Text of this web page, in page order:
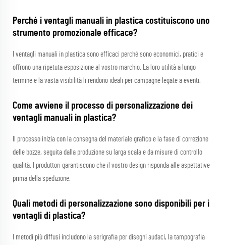
Perché i ventagli manuali in plastica costituiscono uno
strumento promozionale efficace?
I ventagli manuali in plastica sono efficaci perché sono economici, pratici e
offrono una ripetuta esposizione al vostro marchio. La loro utilità a lungo
termine e la vasta visibilità li rendono ideali per campagne legate a eventi.
Come avviene il processo di personalizzazione dei
ventagli manuali in plastica?
Il processo inizia con la consegna del materiale grafico e la fase di correzione
delle bozze, seguita dalla produzione su larga scala e da misure di controllo
qualità. I produttori garantiscono che il vostro design risponda alle aspettative
prima della spedizione.
Quali metodi di personalizzazione sono disponibili per i
ventagli di plastica?
I metodi più diffusi includono la serigrafia per disegni audaci, la tampografia